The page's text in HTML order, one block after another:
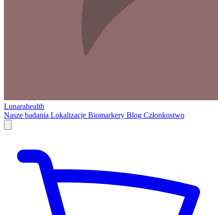
Lunarahealth
Nasze badania Lokalizacje Biomarkery Blog Członkostwo